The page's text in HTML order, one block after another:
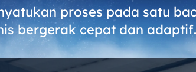
proses pada satu
bergerak cepat dan adaptif.